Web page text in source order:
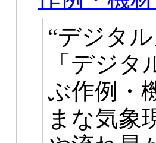
“デジタ
「デジ
ぶ作例・
まな気象